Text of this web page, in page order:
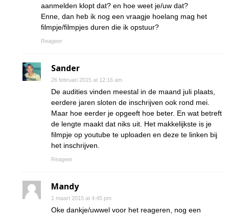
aanmelden klopt dat? en hoe weet je/uw dat?
Enne, dan heb ik nog een vraagje hoelang mag het
filmpje/filmpjes duren die ik opstuur?
Reageer
Sander
26 februari 2015 at 12:16 am
De audities vinden meestal in de maand juli plaats,
eerdere jaren sloten de inschrijven ook rond mei.
Maar hoe eerder je opgeeft hoe beter. En wat betreft
de lengte maakt dat niks uit. Het makkelijkste is je
filmpje op youtube te uploaden en deze te linken bij
het inschrijven.
Reageer
Mandy
1 maart 2015 at 4:45 pm
Oke dankje/uwwel voor het reageren, nog een